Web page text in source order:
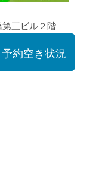
三ビル２階
予約空き状況